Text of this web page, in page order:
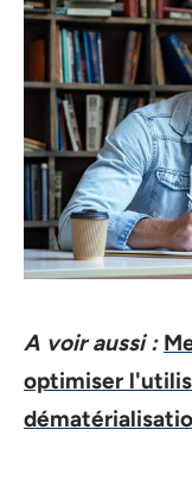
A voir aussi :
optimiser